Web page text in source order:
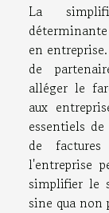
La
en
de
alléger le
aux
essentiels
de
l'entreprise
simplifier le
sine qua non